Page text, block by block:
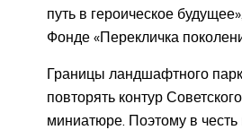
путь в героическое
Фонде «Перекличка
Границы ландшафтного
повторять контур
миниатюре. Поэтому в честь